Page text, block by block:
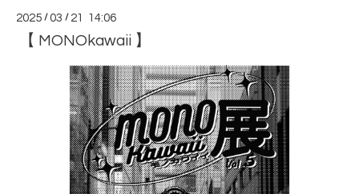
2025 /03 / 21 14:06
【 MONOkawaii 】